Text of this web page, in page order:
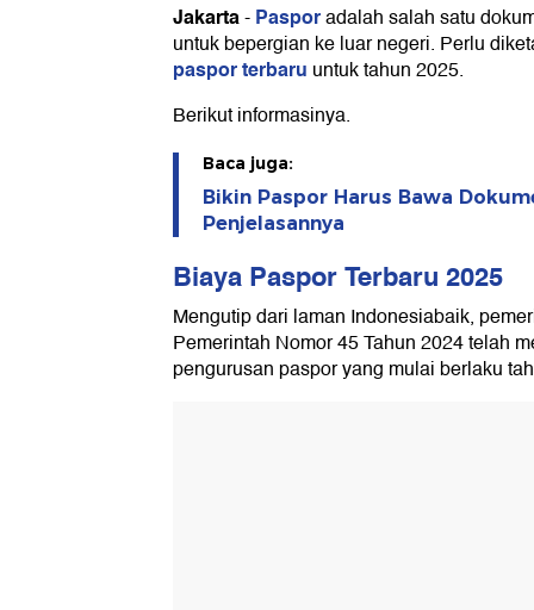
Jakarta-Pasporadalah salah satu
untuk bepergian ke luar negeri. Perlu
paspor terbaru untuk tahun 2025.
Berikut informasinya.
Baca juga:
Bikin Paspor Harus Bawa
Penjelasannya
Biaya Paspor Terbaru 2025
Mengutip dari laman Indonesiabaik,
Pemerintah Nomor 45 Tahun 2024 telah
pengurusan paspor yang mulai berlaku